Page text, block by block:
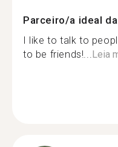
Parceiro/a ideal
I like to talk to
to be friends!...Leia